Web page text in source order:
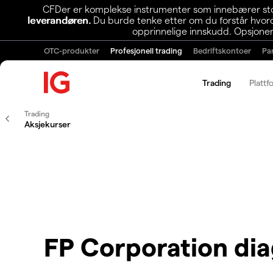
CFDer er komplekse instrumenter som innebærer
leverandøren.Du burde tenke etter om du forstår
opprinnelige innskudd.
OTC-produkter Profesjonell trading Bedriftskontoer
Trading
Trading
Aksjekurser
FP Corporation